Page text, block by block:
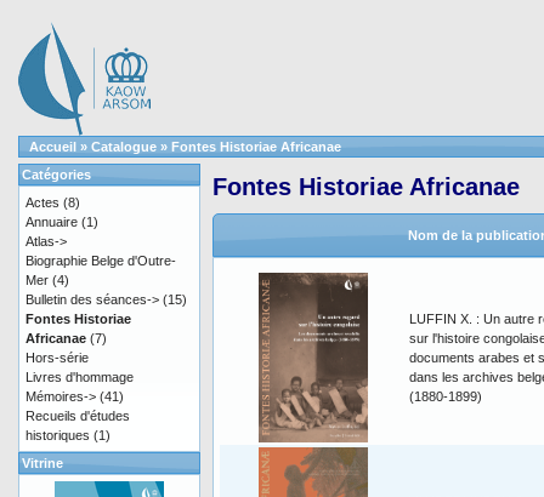
Accueil » Catalogue » Fontes Historiae Africanae
Fontes Historiae Africanae
Nom de la
LUFFIN X. : Un autre
sur l'histoire
documents arabes et
dans les archives
(1880-1899)
Catégories
Actes (8)
Annuaire (1)
Atlas->
Biographie Belge d'Outre-
Mer (4)
Bulletin des séances-> (15)
Fontes Historiae
Africanae (7)
Hors-série
Livres d'hommage
Mémoires-> (41)
Recueils d'études
historiques (1)
Vitrine